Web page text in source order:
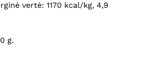
vertė: 1170 kcal/kg, 4,9
g.